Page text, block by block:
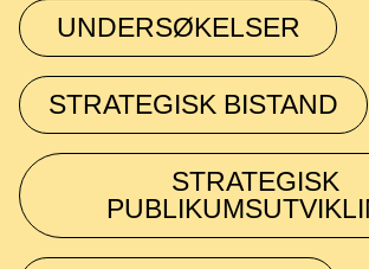
UNDERSØKELSER
STRATEGISK BISTAND
STRATEGISK